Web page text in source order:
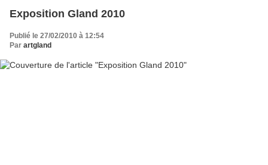
Exposition Gland 2010
Publié le 27/02/2010 à 12:54
Par artgland